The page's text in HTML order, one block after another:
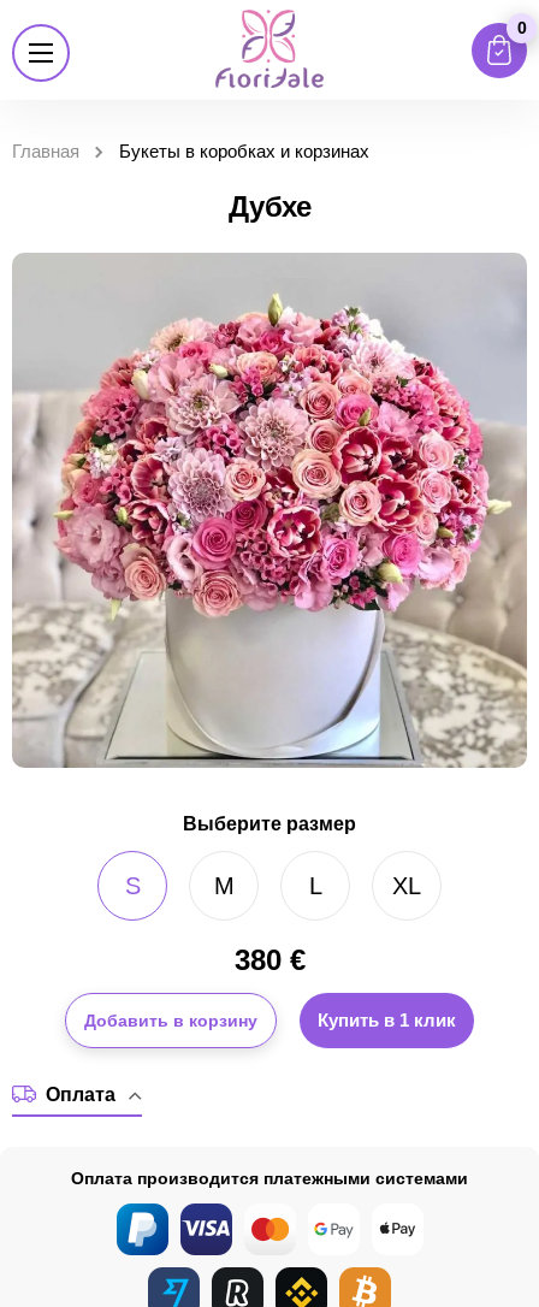
0
Главная Букеты в коробках и корзинах
Дубхе
Выберите размер
S M L XL
380€
Добавить в корзину Купить в 1 клик
Оплата
Оплата производится платежными системами